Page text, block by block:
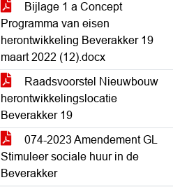
Bijlage 1 a Concept
Programma van eisen
herontwikkeling Beverakker 19
maart 2022 (12).docx
Raadsvoorstel Nieuwbouw
herontwikkelingslocatie
Beverakker 19
074-2023 Amendement GL
Stimuleer sociale huur in de
Beverakker